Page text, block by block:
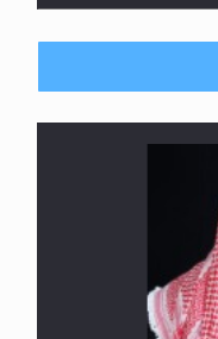
من مدرسة الحفظ